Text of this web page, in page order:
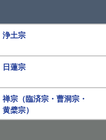
浄土宗
日蓮宗
禅宗（臨済宗・曹洞宗・
黄檗宗）